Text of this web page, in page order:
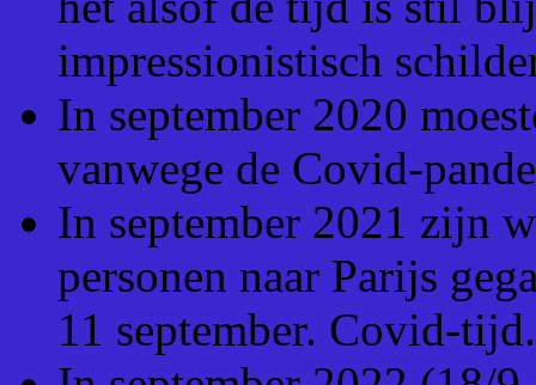
impressionistisch
In september 2020
vanwege de Covid-
In september 2021 zijn
personen naar Parijs
11 september. Covid-tijd.